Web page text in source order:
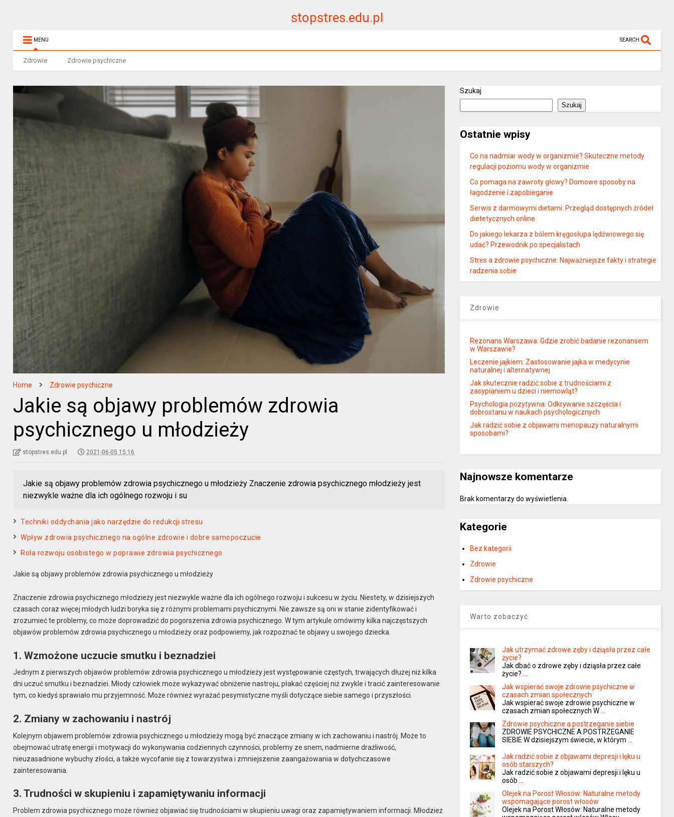
stopstres.edu.pl
MENU SEARCH
Zdrowie Zdrowie psychiczne
Home Zdrowie psychiczne
Jakie są objawy problemów zdrowia
psychicznego u młodzieży
stopstres.edu.pl 2021-06-05 15:16
Jakie są objawy problemów zdrowia psychicznego u młodzieży Znaczenie zdrowia psychicznego młodzieży jest
niezwykle ważne dla ich ogólnego rozwoju i su
Techniki oddychania jako narzędzie do redukcji stresu
Wpływ zdrowia psychicznego na ogólne zdrowie i dobre samopoczucie
Rola rozwoju osobistego w poprawie zdrowia psychicznego
Jakie są objawy problemów zdrowia psychicznego u młodzieży
Znaczenie zdrowia psychicznego młodzieży jest niezwykle ważne dla ich ogólnego rozwoju i sukcesu w życiu. Niestety, w dzisiejszych
czasach coraz więcej młodych ludzi boryka się z różnymi problemami psychicznymi. Nie zawsze są oni w stanie zidentyfikować i
zrozumieć te problemy, co może doprowadzić do pogorszenia zdrowia psychicznego. W tym artykule omówimy kilka najczęstszych
objawów problemów zdrowia psychicznego u młodzieży oraz podpowiemy, jak rozpoznać te objawy u swojego dziecka.
1. Wzmożone uczucie smutku i beznadziei
Jednym z pierwszych objawów problemów zdrowia psychicznego u młodzieży jest występowanie częstych, trwających dłużej niż kilka
dni uczuć smutku i beznadziei. Młody człowiek może wykazywać obniżenie nastroju, płakać częściej niż zwykle i tracić zainteresowanie
tym, co kiedyś sprawiało mu przyjemność. Może również wyrażać pesymistyczne myśli dotyczące siebie samego i przyszłości.
2. Zmiany w zachowaniu i nastrój
Kolejnym objawem problemów zdrowia psychicznego u młodzieży mogą być znaczące zmiany w ich zachowaniu i nastrój. Może to
obejmować utratę energii i motywacji do wykonywania codziennych czynności, problemy ze snem, nadmierne drażliwość,
nieuzasadnione wybuchy złości, a także wycofanie się z towarzystwa i zmniejszenie zaangażowania w dotychczasowe
zainteresowania.
3. Trudności w skupieniu i zapamiętywaniu informacji
Problem zdrowia psychicznego może również objawiać się trudnościami w skupieniu uwagi oraz zapamiętywaniem informacji. Młodzież
Szukaj
Szukaj
Ostatnie wpisy
Co na nadmiar wody w organizmie? Skuteczne metody
regulacji poziomu wody w organizmie
Co pomaga na zawroty głowy? Domowe sposoby na
łagodzenie i zapobieganie
Serwis z darmowymi dietami: Przegląd dostępnych źródeł
dietetycznych online
Do jakiego lekarza z bólem kręgosłupa lędźwiowego się
udać? Przewodnik po specjalistach
Stres a zdrowie psychiczne: Najważniejsze fakty i strategie
radzenia sobie
Zdrowie
Rezonans Warszawa: Gdzie zrobić badanie rezonansem
w Warszawie?
Leczenie jajkiem: Zastosowanie jajka w medycynie
naturalnej i alternatywnej
Jak skutecznie radzić sobie z trudnościami z
zasypianiem u dzieci i niemowląt?
Psychologia pozytywna: Odkrywanie szczęścia i
dobrostanu w naukach psychologicznych
Jak radzić sobie z objawami menopauzy naturalnymi
sposobami?
Najnowsze komentarze
Brak komentarzy do wyświetlenia.
Kategorie
Bez kategorii
Zdrowie
Zdrowie psychiczne
Warto zobaczyć
Jak utrzymać zdrowe zęby i dziąsła przez całe
życie?
Jak dbać o zdrowe zęby i dziąsła przez całe
życie? …
Jak wspierać swoje zdrowie psychiczne w
czasach zmian społecznych
Jak wspierać swoje zdrowie psychiczne w
czasach zmian społecznych W …
Zdrowie psychiczne a postrzeganie siebie
ZDROWIE PSYCHICZNE A POSTRZEGANIE
SIEBIE W dzisiejszym świecie, w którym …
Jak radzić sobie z objawami depresji i lęku u
osób starszych?
Jak radzić sobie z objawami depresji i lęku u
osób …
Olejek na Porost Włosów: Naturalne metody
wspomagające porost włosów
Olejek na Porost Włosów: Naturalne metody